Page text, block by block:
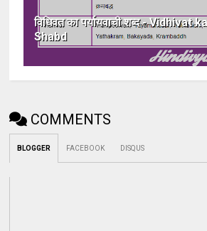
विधिवत का पर्यायवाची शब्द -
Shabd
COMMENTS
BLOGGER FACEBOOK DISQUS